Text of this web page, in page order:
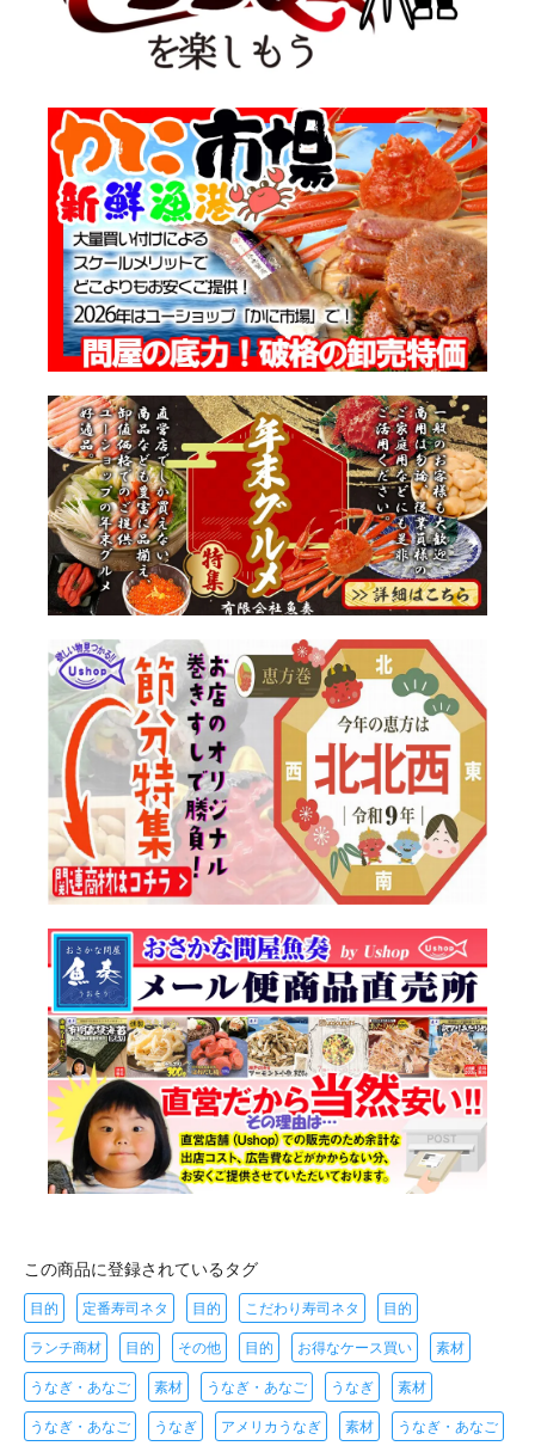
この商品に登録されているタグ
目的 定番寿司ネタ 目的 こだわり寿司ネタ 目的
ランチ商材 目的 その他 目的 お得なケース買い 素材
うなぎ・あなご 素材 うなぎ・あなご うなぎ 素材
うなぎ・あなご うなぎ アメリカうなぎ 素材 うなぎ・あなご